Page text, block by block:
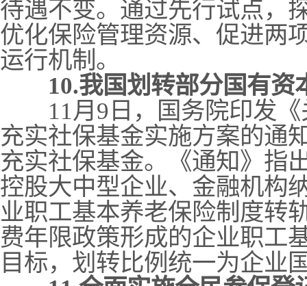
待遇不变。通过先行试点，
优化保险管理资源、促进两
运行机制。
10.我国划转部分国有资
11月9日，国务院印发《
充实社保基金实施方案的通
充实社保基金。《通知》指
控股大中型企业、金融机构
业职工基本养老保险制度转
费年限政策形成的企业职工
目标，划转比例统一为企业